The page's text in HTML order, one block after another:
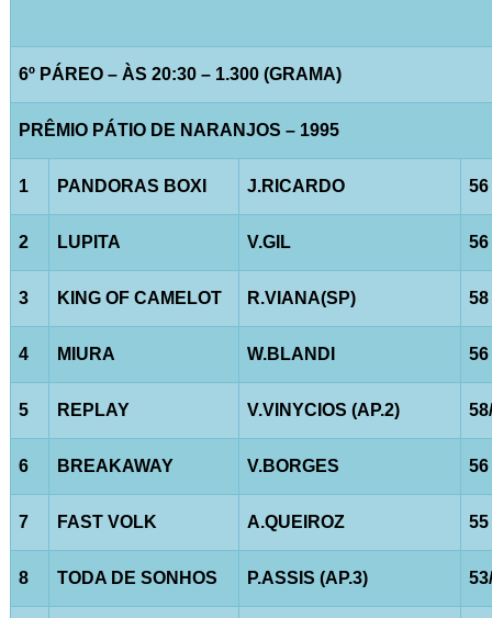
6º PÁREO – ÀS 20:30 – 1.300 (GRAMA)
PRÊMIO PÁTIO DE NARANJOS – 1995
1 PANDORAS BOXI J.RICARDO 56
2 LUPITA V.GIL 56
3 KING OF CAMELOT R.VIANA(SP) 58
4 MIURA W.BLANDI 56
5 REPLAY V.VINYCIOS (AP.2)
6 BREAKAWAY V.BORGES 56
7 FAST VOLK A.QUEIROZ 55
8 TODA DE SONHOS P.ASSIS (AP.3)